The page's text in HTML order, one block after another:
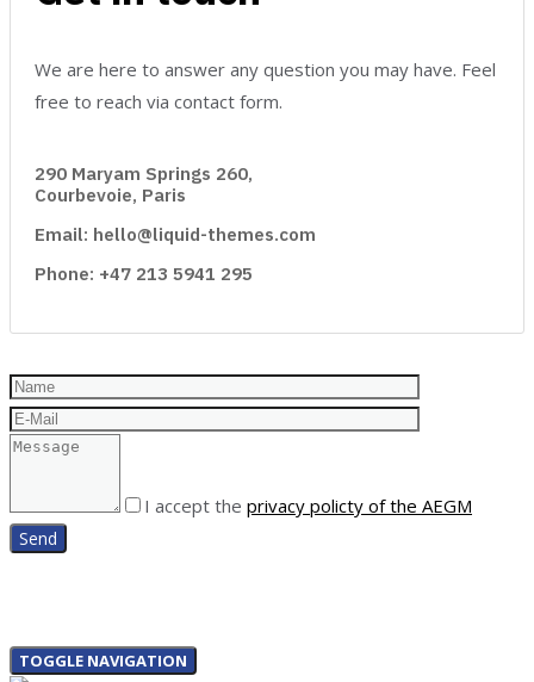
We are here to answer any question you may have. Feel
free to reach via contact form.
290 Maryam Springs 260,
Courbevoie, Paris
Email: hello@liquid-themes.com
Phone: +47 213 5941 295
I accept the privacy policty of the AEGM
TOGGLE NAVIGATION